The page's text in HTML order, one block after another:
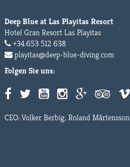
Deep Blue at Las Playitas Resort
Hotel Gran Resort Las Playitas
+34.653 512 638
playitas@deep-blue-diving.com
Folgen Sie uns:
CEO: Volker Berbig, Roland Mårtensson